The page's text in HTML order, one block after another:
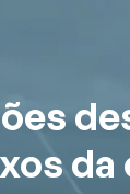
da